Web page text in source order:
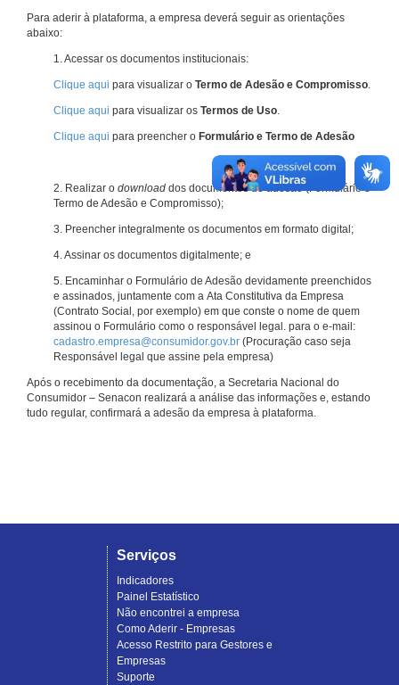
Para aderir à plataforma, a empresa deverá seguir as orientações
abaixo:
1. Acessar os documentos institucionais:
Clique aqui para visualizar o Termo de Adesão e Compromisso.
Clique aqui para visualizar os Termos de Uso.
Clique aqui para preencher o Formulário e Termo de Adesão
2. Realizar o download dos documentos de adesão (Formulário e
Termo de Adesão e Compromisso);
3. Preencher integralmente os documentos em formato digital;
4. Assinar os documentos digitalmente; e
5. Encaminhar o Formulário de Adesão devidamente preenchidos
e assinados, juntamente com a Ata Constitutiva da Empresa
(Contrato Social, por exemplo) em que conste o nome de quem
assinou o Formulário como o responsável legal. para o e-mail:
cadastro.empresa@consumidor.gov.br (Procuração caso seja
Responsável legal que assine pela empresa)
Após o recebimento da documentação, a Secretaria Nacional do
Consumidor – Senacon realizará a análise das informações e, estando
tudo regular, confirmará a adesão da empresa à plataforma.
Serviços
Indicadores
Painel Estatístico
Não encontrei a empresa
Como Aderir - Empresas
Acesso Restrito para Gestores e
Empresas
Suporte